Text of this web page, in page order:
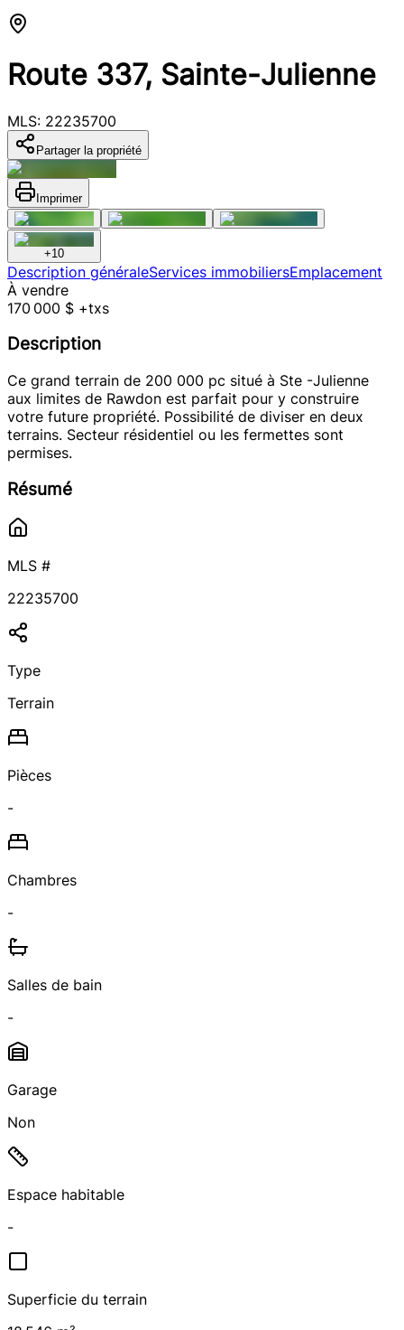
Route 337, Sainte-Julienne
MLS: 22235700
Partager la propriété
Imprimer
+10
Description généraleServices immobiliersEmplacement
À vendre
170 000 $ +txs
Description
Ce grand terrain de 200 000 pc situé à Ste -Julienne
aux limites de Rawdon est parfait pour y construire
votre future propriété. Possibilité de diviser en deux
terrains. Secteur résidentiel ou les fermettes sont
permises.
Résumé
MLS #
22235700
Type
Terrain
Pièces
-
Chambres
-
Salles de bain
-
Garage
Non
Espace habitable
-
Superficie du terrain